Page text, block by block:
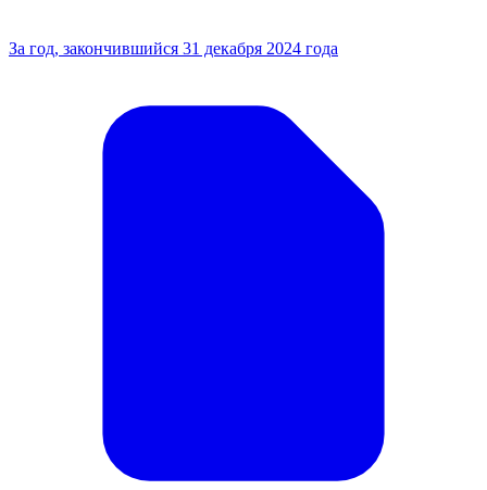
За год, закончившийся 31 декабря 2024 года